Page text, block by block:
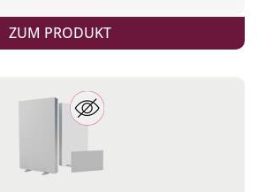
ZUM PRODUKT